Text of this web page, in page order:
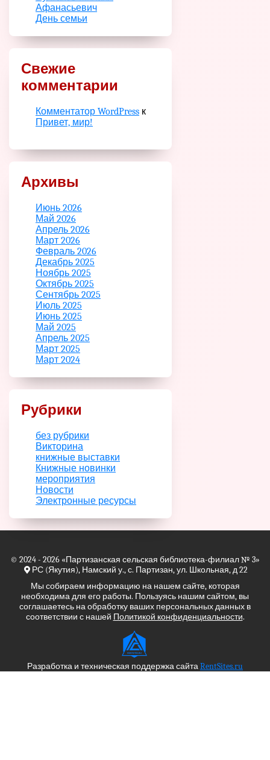
Афанасьевич
День семьи
Свежие
комментарии
Комментатор WordPress к
Привет, мир!
Архивы
Июнь 2026
Май 2026
Апрель 2026
Март 2026
Февраль 2026
Декабрь 2025
Ноябрь 2025
Октябрь 2025
Сентябрь 2025
Июль 2025
Июнь 2025
Май 2025
Апрель 2025
Март 2025
Март 2024
Рубрики
без рубрики
Викторина
книжные выставки
Книжные новинки
мероприятия
Новости
Электронные ресурсы
© 2024 - 2026 «Партизанская сельская библиотека-филиал № 3»
РС (Якутия), Намский у., с. Партизан, ул. Школьная, д 22
Мы собираем информацию на нашем сайте, которая
необходима для его работы. Пользуясь нашим сайтом, вы
соглашаетесь на обработку ваших персональных данных в
соответствии с нашей Политикой конфиденциальности.
Разработка и техническая поддержка сайтаRentSites.ru